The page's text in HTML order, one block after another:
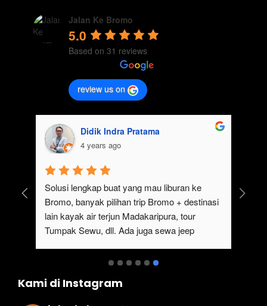
Jalan Ke Bromo
5.0
Based on 31 reviews
review us on
Didik Indra Pratama
4 years ago
Solusi lengkap buat yang mau liburan ke
Bromo, banyak pilihan trip Bromo + destinasi
lain kayak air terjun Madakaripura, tour
Tumpak Sewu, dll. Ada juga sewa jeep
Kami di Instagram